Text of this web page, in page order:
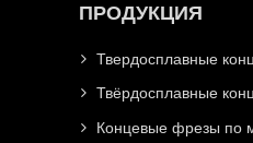
ПРОДУКЦИЯ
Твердосплавные
Твёрдосплавные
Концевые фрезы по